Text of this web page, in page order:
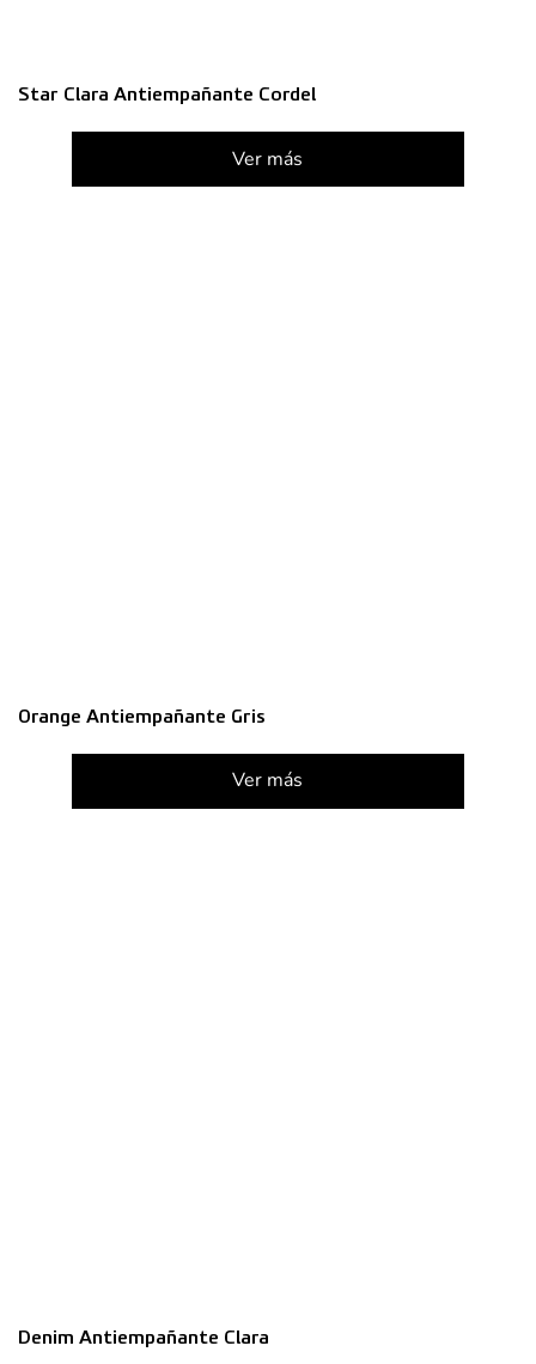
Star Clara Antiempañante Cordel
Ver más
Orange Antiempañante Gris
Ver más
Denim Antiempañante Clara